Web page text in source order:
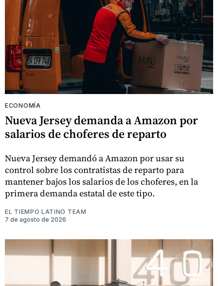
ECONOMÍA
Nueva Jersey demanda a Amazon por
salarios de choferes de reparto
Nueva Jersey demandó a Amazon por usar su
control sobre los contratistas de reparto para
mantener bajos los salarios de los choferes, en la
primera demanda estatal de este tipo.
EL TIEMPO LATINO TEAM
7 de agosto de 2026